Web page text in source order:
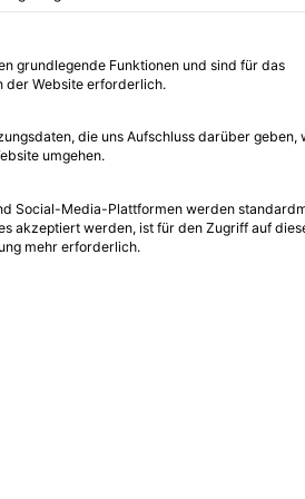
4 5 Minuten gelesen
für die eine Einwilligung erteilt
grundlegende Funktionen und sind für das
der Website erforderlich.
die uns Aufschluss darüber geben,
umgehen.
Social-Media-Plattformen werden
akzeptiert werden, ist für den Zugriff auf
mehr erforderlich.